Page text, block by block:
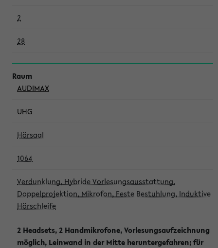
2
28
AUDIMAX
UHG
Hörsaal
1064
Verdunklung, Hybride Vorlesungsausstattung,
Doppelprojektion, Mikrofon, Feste Bestuhlung, Induktive
Hörschleife
2 Headsets, 2 Handmikrofone, Vorlesungsaufzeichnung
möglich, Leinwand in der Mitte heruntergefahren; für